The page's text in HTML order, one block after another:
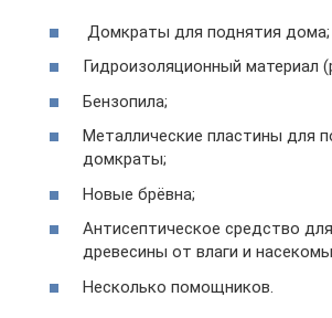
Домкраты для поднятия дома;
Гидроизоляционный материал
Бензопила;
Металлические пластины для
домкраты;
Новые брёвна;
Антисептическое средство
древесины от влаги и
Несколько помощников.